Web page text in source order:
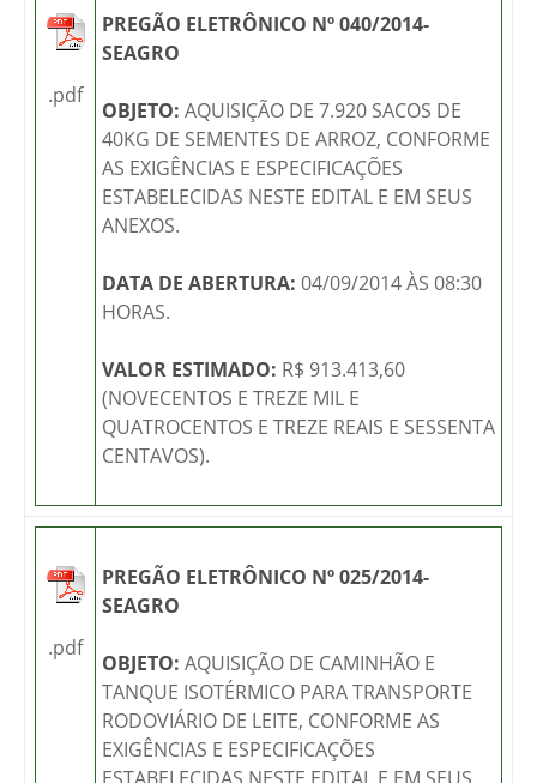
.pdf
PREGÃO ELETRÔNICO Nº 040/2014-
SEAGRO
OBJETO: AQUISIÇÃO DE 7.920 SACOS DE
40KG DE SEMENTES DE ARROZ, CONFORME
AS EXIGÊNCIAS E ESPECIFICAÇÕES
ESTABELECIDAS NESTE EDITAL E EM SEUS
ANEXOS.
DATA DE ABERTURA: 04/09/2014 ÀS 08:30
HORAS.
VALOR ESTIMADO: R$ 913.413,60
(NOVECENTOS E TREZE MIL E
QUATROCENTOS E TREZE REAIS E SESSENTA
CENTAVOS).
.pdf
PREGÃO ELETRÔNICO Nº 025/2014-
SEAGRO
OBJETO: AQUISIÇÃO DE CAMINHÃO E
TANQUE ISOTÉRMICO PARA TRANSPORTE
RODOVIÁRIO DE LEITE, CONFORME AS
EXIGÊNCIAS E ESPECIFICAÇÕES